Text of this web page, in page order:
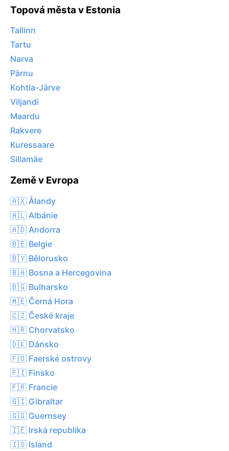
Topová města v Estonia
Tallinn
Tartu
Narva
Pärnu
Kohtla-Järve
Viljandi
Maardu
Rakvere
Kuressaare
Sillamäe
Země v Evropa
🇦🇽 Ålandy
🇦🇱 Albánie
🇦🇩 Andorra
🇧🇪 Belgie
🇧🇾 Bělorusko
🇧🇦 Bosna a Hercegovina
🇧🇬 Bulharsko
🇲🇪 Černá Hora
🇨🇿 České kraje
🇭🇷 Chorvatsko
🇩🇰 Dánsko
🇫🇴 Faerské ostrovy
🇫🇮 Finsko
🇫🇷 Francie
🇬🇮 Gibraltar
🇬🇬 Guernsey
🇮🇪 Irská republika
🇮🇸 Island